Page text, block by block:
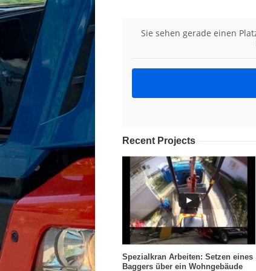
Sie sehen gerade einen
Recent Projects
Spezialkran Arbeiten: Setzen eines
Baggers über ein Wohngebäude